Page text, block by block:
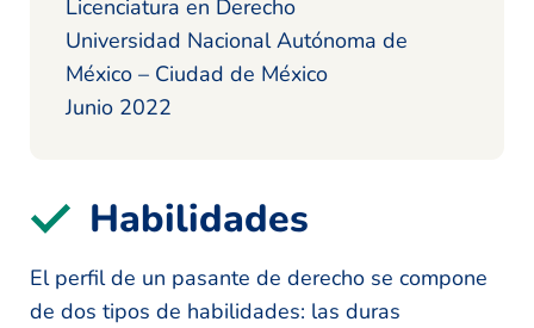
Licenciatura en Derecho
Universidad Nacional Autónoma de
México – Ciudad de México
Junio 2022
Habilidades
El perfil de un pasante de derecho se compone
de dos tipos de habilidades: las duras